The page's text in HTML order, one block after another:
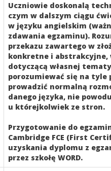
Uczniowie doskonalą
czym w dalszym ciągu
w języku angielskim
zdawania egzaminu).
przekazu zawartego w
konkretne i
dotyczącą własnej
porozumiewać się na tyle
prowadzić normalną
danego języka, nie
u którejkolwiek ze stron.
Przygotowanie do
Cambridge FCE (First
uzyskania dyplomu z
przez szkołę WORD.